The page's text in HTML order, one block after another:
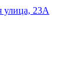
улица, 23А